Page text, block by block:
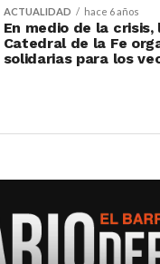
ACTUALIDAD hace 6 años
En medio de la crisis,
Catedral de la Fe
solidarias para los